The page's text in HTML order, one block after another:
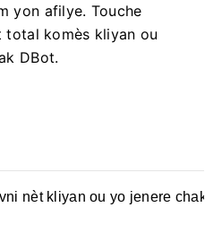
yon afilye. Touche
total komès kliyan ou
DBot.
nèt kliyan ou yo jenere chak